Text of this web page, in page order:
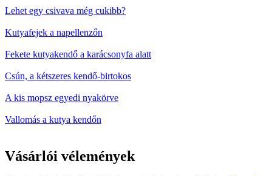
Lehet egy csivava még cukibb?
Kutyafejek a napellenzőn
Fekete kutyakendő a karácsonyfa alatt
Csún, a kétszeres kendő-birtokos
A kis mopsz egyedi nyakörve
Vallomás a kutya kendőn
Vásárlói vélemények